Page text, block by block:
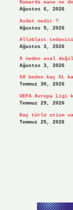
Kumarda mano ne
Ağustos 6, 2026
Avdet nedir ?
Ağustos 5, 2026
Alloblast
Ağustos 3, 2026
9 neden asal
Ağustos 3, 2026
60 beden kaç XL
Temmuz 30, 2026
UEFA Avrupa Ligi
Temmuz 29, 2026
Kaç türlü otizm
Temmuz 25, 2026